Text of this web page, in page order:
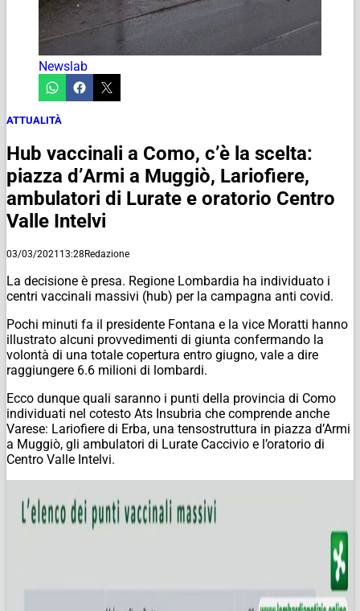
Newslab
ATTUALITÀ
Hub vaccinali a Como, c’è la scelta:
piazza d’Armi a Muggiò, Lariofiere,
ambulatori di Lurate e oratorio Centro
Valle Intelvi
03/03/2021 13:28Redazione
La decisione è presa. Regione Lombardia ha individuato i
centri vaccinali massivi (hub) per la campagna anti covid.
Pochi minuti fa il presidente Fontana e la vice Moratti hanno
illustrato alcuni provvedimenti di giunta confermando la
volontà di una totale copertura entro giugno, vale a dire
raggiungere 6.6 milioni di lombardi.
Ecco dunque quali saranno i punti della provincia di Como
individuati nel cotesto Ats Insubria che comprende anche
Varese: Lariofiere di Erba, una tensostruttura in piazza d’Armi
a Muggiò, gli ambulatori di Lurate Caccivio e l’oratorio di
Centro Valle Intelvi.